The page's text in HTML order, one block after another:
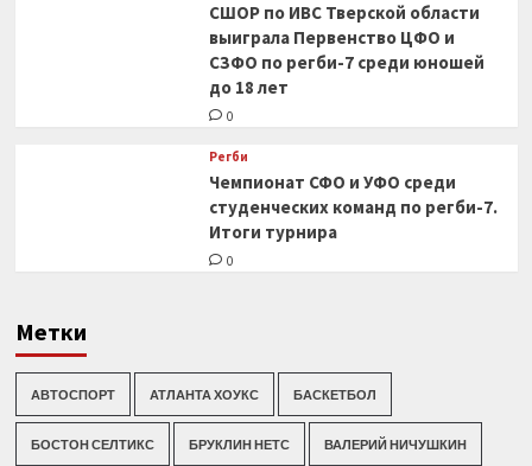
СШОР по ИВС Тверской области
выиграла Первенство ЦФО и
СЗФО по регби-7 среди юношей
до 18 лет
0
Регби
Чемпионат СФО и УФО среди
студенческих команд по регби-7.
Итоги турнира
0
Метки
АВТОСПОРТ АТЛАНТА ХОУКС БАСКЕТБОЛ
БОСТОН СЕЛТИКС БРУКЛИН НЕТС ВАЛЕРИЙ НИЧУШКИН